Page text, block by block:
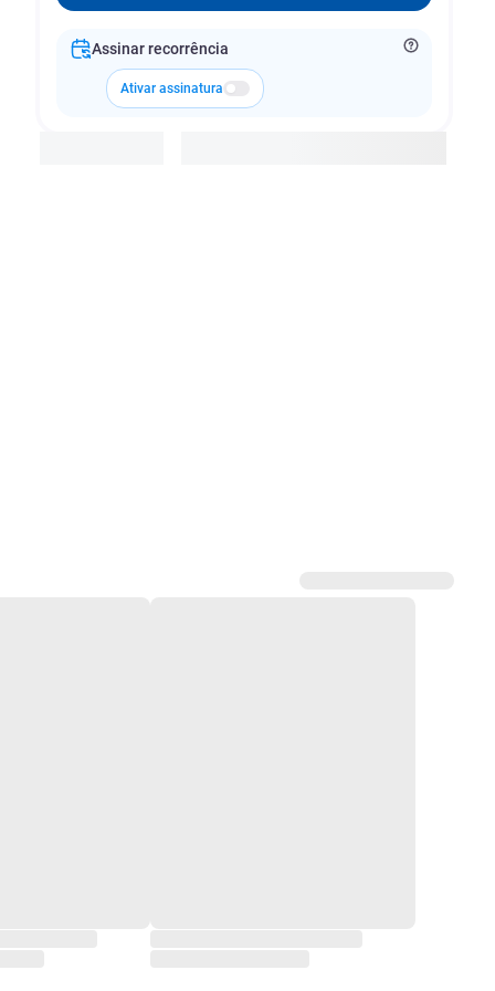
Assinar recorrência
Ativar assinatura